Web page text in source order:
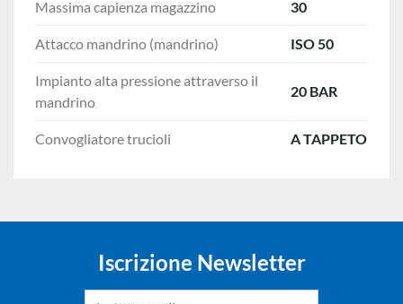
Massima capienza magazzino 30
Attacco mandrino (mandrino) ISO 50
Impianto alta pressione attraverso il
mandrino
20 BAR
Convogliatore trucioli A TAPPETO
Iscrizione Newsletter